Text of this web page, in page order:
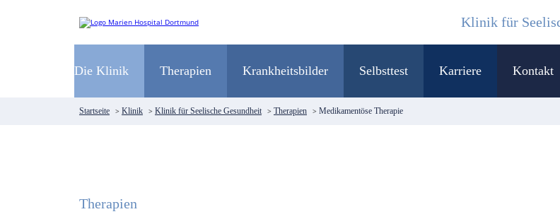
Klinik für
Die Klinik Therapien Krankheitsbilder Selbsttest Karriere Kontakt
Startseite > Klinik > Klinik für Seelische Gesundheit > Therapien > Medikamentöse Therapie
Therapien